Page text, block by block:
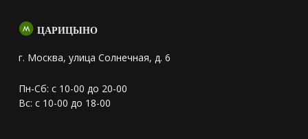
ЦАРИЦЫНО
г. Москва, улица Солнечная, д. 6
Пн-Сб: с 10-00 до 20-00
Вс: с 10-00 до 18-00